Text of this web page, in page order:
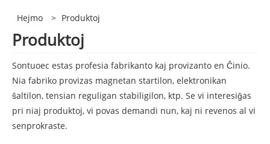
Hejmo > Produktoj
Produktoj
Sontuoec estas profesia fabrikanto kaj provizanto en Ĉinio.
Nia fabriko provizas magnetan startilon, elektronikan
ŝaltilon, tensian reguligan stabiligilon, ktp. Se vi interesiĝas
pri niaj produktoj, vi povas demandi nun, kaj ni revenos al vi
senprokraste.